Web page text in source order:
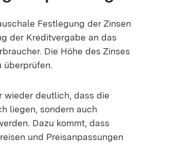
Festlegung der Zinsen
der Kreditvergabe an das
Die Höhe des Zinses
überprüfen.
wieder deutlich, dass die
liegen, sondern auch
Dazu kommt, dass
und Preisanpassungen